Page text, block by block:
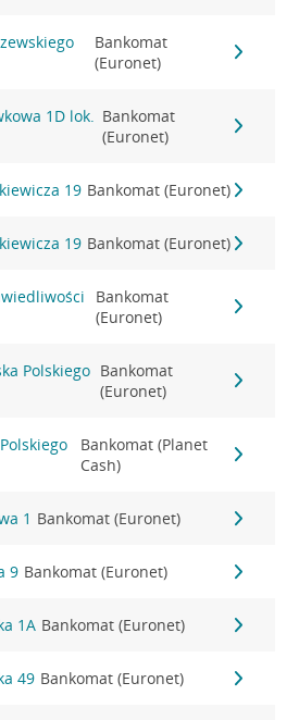
Bankomat
(Euronet)
1D lok. Bankomat
(Euronet)
19 Bankomat (Euronet)
19 Bankomat (Euronet)
Bankomat
(Euronet)
Polskiego Bankomat
(Euronet)
Bankomat (Planet
Cash)
1 Bankomat (Euronet)
9 Bankomat (Euronet)
1A Bankomat (Euronet)
49 Bankomat (Euronet)